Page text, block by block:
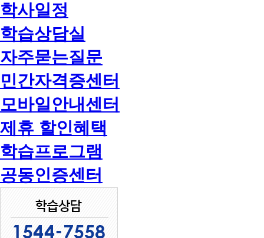
학사일정
학습상담실
자주묻는질문
민간자격증센터
모바일안내센터
제휴 할인혜택
학습프로그램
공동인증센터